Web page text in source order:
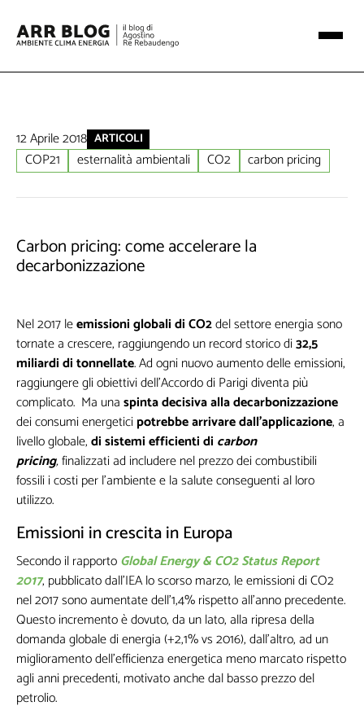
12 Aprile 2018 ARTICOLI
COP21 esternalità ambientali CO2 carbon pricing
Carbon pricing: come accelerare la
decarbonizzazione
Nel 2017 leemissioni globali di CO2del settore energia sono
tornate a crescere, raggiungendo un record storico di32,5
miliardi di tonnellate. Ad ogni nuovo aumento delle emissioni,
raggiungere gli obiettivi dell'Accordo di Parigi diventa più
complicato. Ma unaspinta decisiva alla decarbonizzazione
dei consumi energeticipotrebbe arrivare dall'applicazione, a
livello globale,di sistemi efficienti di carbon
pricing,finalizzati ad includere nel prezzo dei combustibili
fossili i costi per l'ambiente e la salute conseguenti al loro
utilizzo.
Emissioni in crescita in Europa
Secondo il rapportoGlobal Energy & CO2 Status Report
2017, pubblicato dall'IEA lo scorso marzo, le emissioni di CO2
nel 2017 sono aumentate dell'1,4% rispetto all'anno precedente.
Questo incremento è dovuto, da un lato, alla ripresa della
domanda globale di energia (+2,1% vs 2016), dall'altro, ad un
miglioramento dell'efficienza energetica meno marcato rispetto
agli anni precedenti, motivato anche dal basso prezzo del
petrolio.